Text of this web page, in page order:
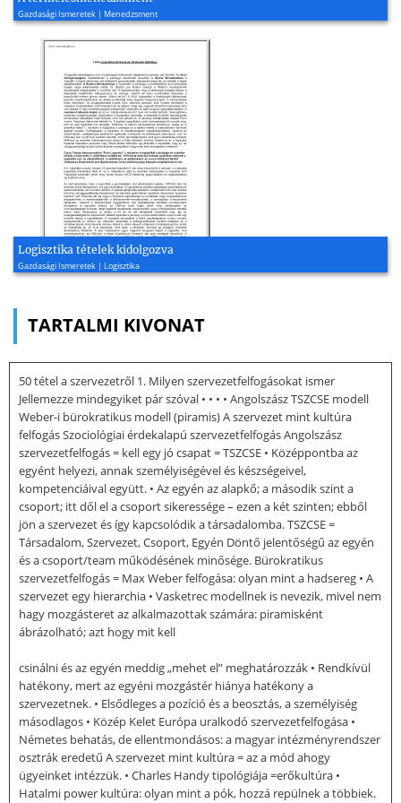
Gazdasági Ismeretek | Menedzsment
Logisztika tételek kidolgozva
Gazdasági Ismeretek | Logisztika
TARTALMI KIVONAT
50 tétel a szervezetről 1. Milyen szervezetfelfogásokat ismer
Jellemezze mindegyiket pár szóval • • • • Angolszász TSZCSE modell
Weber-i bürokratikus modell (piramis) A szervezet mint kultúra
felfogás Szociológiai érdekalapú szervezetfelfogás Angolszász
szervezetfelfogás = kell egy jó csapat = TSZCSE • Középpontba az
egyént helyezi, annak személyiségével és készségeivel,
kompetenciáival együtt. • Az egyén az alapkő; a második szint a
csoport; itt dől el a csoport sikeressége – ezen a két szinten; ebből
jön a szervezet és így kapcsolódik a társadalomba. TSZCSE =
Társadalom, Szervezet, Csoport, Egyén Döntő jelentőségű az egyén
és a csoport/team működésének minősége. Bürokratikus
szervezetfelfogás = Max Weber felfogása: olyan mint a hadsereg • A
szervezet egy hierarchia • Vasketrec modellnek is nevezik, mivel nem
hagy mozgásteret az alkalmazottak számára: piramisként
ábrázolható; azt hogy mit kell
csinálni és az egyén meddig „mehet el” meghatározzák • Rendkívül
hatékony, mert az egyéni mozgástér hiánya hatékony a
szervezetnek. • Elsődleges a pozíció és a beosztás, a személyiség
másodlagos • Közép Kelet Európa uralkodó szervezetfelfogása •
Németes behatás, de ellentmondásos: a magyar intézményrendszer
osztrák eredetű A szervezet mint kultúra = az a mód ahogy
ügyeinket intézzük. • Charles Handy tipológiája =erőkultúra •
Hatalmi power kultúra: olyan mint a pók, hozzá repülnek a többiek.